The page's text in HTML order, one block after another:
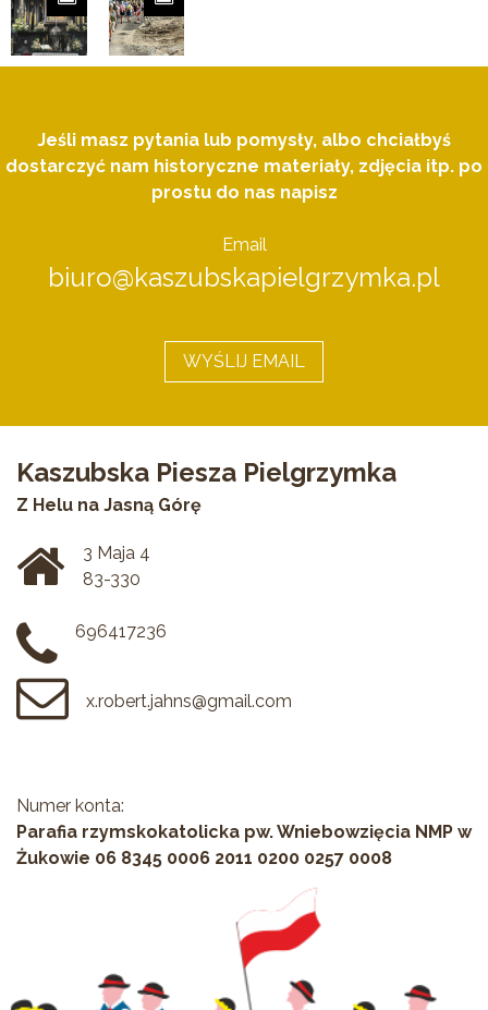
Jeśli masz pytania lub pomysły, albo chciałbyś
dostarczyć nam historyczne materiały, zdjęcia itp. po
prostu do nas napisz
Email
biuro@kaszubskapielgrzymka.pl
WYŚLIJ EMAIL
Kaszubska Piesza Pielgrzymka
Z Helu na Jasną Górę
3 Maja 4
83-330
696417236
x.robert.jahns@gmail.com
Numer konta:
Parafia rzymskokatolicka pw. Wniebowzięcia NMP w
Żukowie 06 8345 0006 2011 0200 0257 0008